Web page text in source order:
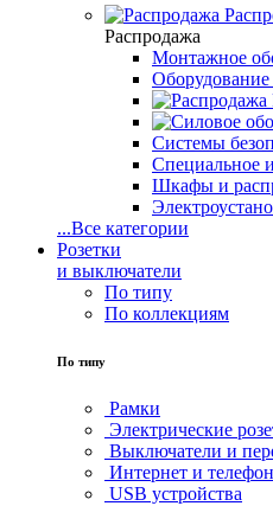
Распродажа
Монтажное
Оборудование
Системы
Специальное
Шкафы и
...Все категории
Розетки
и выключатели
По типу
По коллекциям
По типу
Рамки
Электрические
Выключатели и
Интернет и телефон
USB устройства